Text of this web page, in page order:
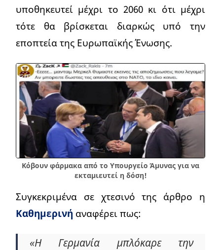
υποθηκευτεί μέχρι το 2060 κι ότι μέχρι
τότε θα βρίσκεται διαρκώς υπό την
εποπτεία της Ευρωπαϊκής Ένωσης.
Κόβουν φάρμακα από το Yπουργείο Άμυνας για να
εκταμιευτεί η δόση!
Συγκεκριμένα σε χτεσινό της άρθρο η
Καθημερινή αναφέρει πως:
«Η Γερμανία μπλόκαρε την